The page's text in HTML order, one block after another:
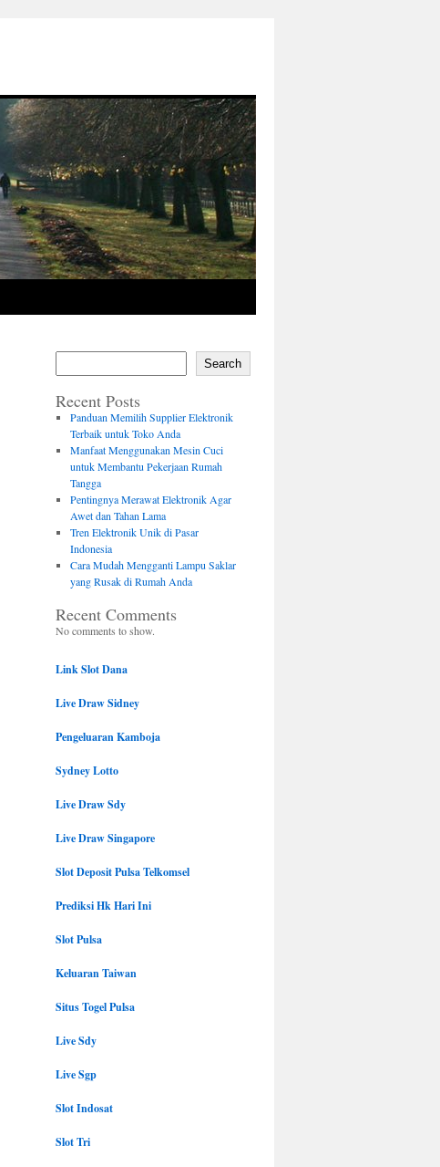
Search
Recent Posts
Panduan Memilih Supplier Elektronik
Terbaik untuk Toko Anda
Manfaat Menggunakan Mesin Cuci
untuk Membantu Pekerjaan Rumah
Tangga
Pentingnya Merawat Elektronik Agar
Awet dan Tahan Lama
Tren Elektronik Unik di Pasar
Indonesia
Cara Mudah Mengganti Lampu Saklar
yang Rusak di Rumah Anda
Recent Comments
No comments to show.
Link Slot Dana
Live Draw Sidney
Pengeluaran Kamboja
Sydney Lotto
Live Draw Sdy
Live Draw Singapore
Slot Deposit Pulsa Telkomsel
Prediksi Hk Hari Ini
Slot Pulsa
Keluaran Taiwan
Situs Togel Pulsa
Live Sdy
Live Sgp
Slot Indosat
Slot Tri